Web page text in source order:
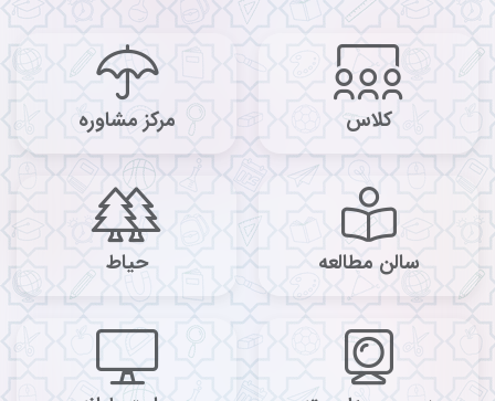
کلاس مرکز مشاوره
سالن مطالعه حیاط